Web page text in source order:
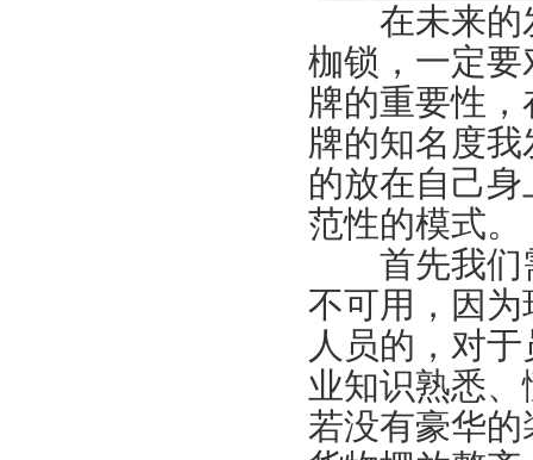
在未来的发
枷锁，一定
牌的重要性，
牌的知名度
的放在自己
范性的模式。
首先我们需
不可用，因
人员的，对
业知识熟悉
若没有豪华